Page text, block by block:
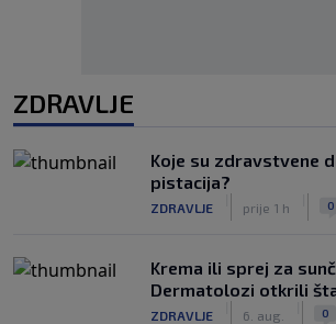
ZDRAVLJE
Koje su zdravstvene
pistacija?
ZDRAVLJE prije 1 h 0
Krema ili sprej za
Dermatolozi otkrili
ZDRAVLJE 6. aug. 0